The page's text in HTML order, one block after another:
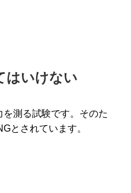
はいけない
測る試験です。そのた
とされています。